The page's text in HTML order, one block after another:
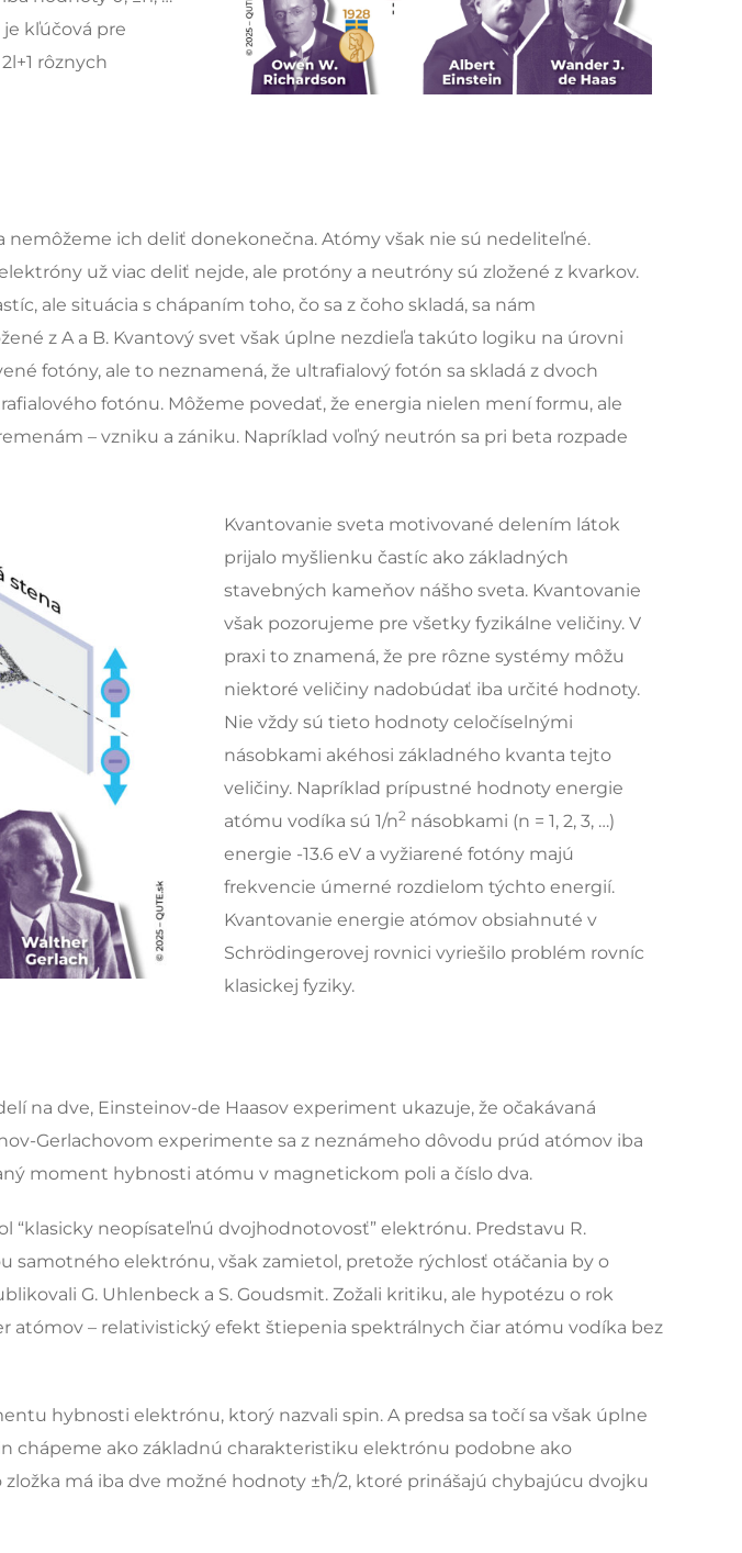
kľúčová pre
rôznych
nemôžeme ich deliť donekonečna. Atómy však nie sú nedeliteľné.
už viac deliť nejde, ale protóny a neutróny sú zložené z kvarkov.
ale situácia s chápaním toho, čo sa z čoho skladá, sa nám
z A a B. Kvantový svet však úplne nezdieľa takúto logiku na úrovni
fotóny, ale to neznamená, že ultrafialový fotón sa skladá z dvoch
fotónu. Môžeme povedať, že energia nielen mení formu, ale
– vzniku a zániku. Napríklad voľný neutrón sa pri beta rozpade
Kvantovanie sveta motivované delením látok
prijalo myšlienku častíc ako základných
stavebných kameňov nášho sveta. Kvantovanie
však pozorujeme pre všetky fyzikálne veličiny. V
praxi to znamená, že pre rôzne systémy môžu
niektoré veličiny nadobúdať iba určité hodnoty.
Nie vždy sú tieto hodnoty celočíselnými
násobkami akéhosi základného kvanta tejto
veličiny. Napríklad prípustné hodnoty energie
atómu vodíka sú 1/n2násobkami (n = 1, 2, 3, …)
energie -13.6 eV a vyžiarené fotóny majú
frekvencie úmerné rozdielom týchto energií.
Kvantovanie energie atómov obsiahnuté v
Schrödingerovej rovnici vyriešilo problém rovníc
klasickej fyziky.
na dve, Einsteinov-de Haasov experiment ukazuje, že očakávaná
Gerlachovom experimente sa z neznámeho dôvodu prúd atómov iba
moment hybnosti atómu v magnetickom poli a číslo dva.
“klasicky neopísateľnú dvojhodnotovosť” elektrónu. Predstavu R.
elektrónu, však zamietol, pretože rýchlosť otáčania by o
G. Uhlenbeck a S. Goudsmit. Zožali kritiku, ale hypotézu o rok
atómov – relativistický efekt štiepenia spektrálnych čiar atómu vodíka bez
hybnosti elektrónu, ktorý nazvali spin. A predsa sa točí sa však úplne
chápeme ako základnú charakteristiku elektrónu podobne ako
má iba dve možné hodnoty ±ħ/2, ktoré prinášajú chybajúcu dvojku